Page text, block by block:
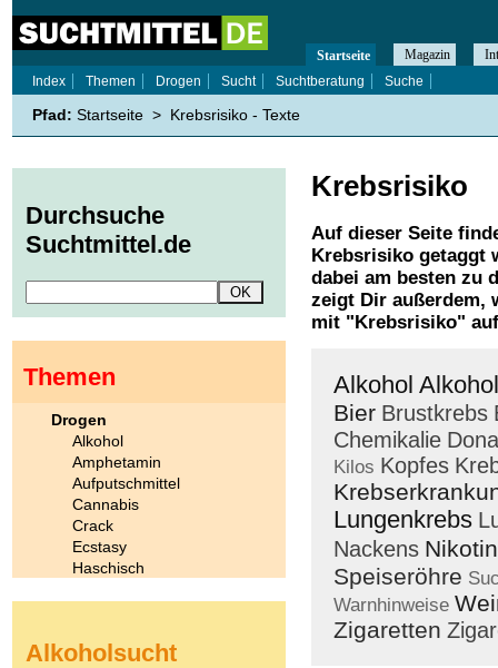
Krebsrisiko
Auf dieser Seite
Krebsrisiko getaggt
dabei am besten zu
zeigt Dir außerdem,
mit " Krebsrisiko"
Alkohol
Bier Brustkrebs
Chemikalie
Kilos Kopfes
Lungenkrebs
Nackens Nikotin
Speiseröhre
Warnhinweise
Zigaretten
Startseite Magazin
Index
Themen Drogen Sucht Suchtberatung Suche
Pfad: Startseite > Krebsrisiko - Texte
Durchsuche
Suchtmittel.de
Themen
Drogen
Alkohol
Amphetamin
Aufputschmittel
Cannabis
Crack
Ecstasy
Haschisch
Kokain
Alkoholsucht